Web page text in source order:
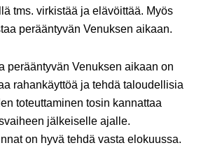
tms. virkistää ja elävöittää. Myös
perääntyvän Venuksen aikaan.
perääntyvän Venuksen aikaan on
rahankäyttöä ja tehdä taloudellisia
toteuttaminen tosin kannattaa
jälkeiselle ajalle.
on hyvä tehdä vasta elokuussa.